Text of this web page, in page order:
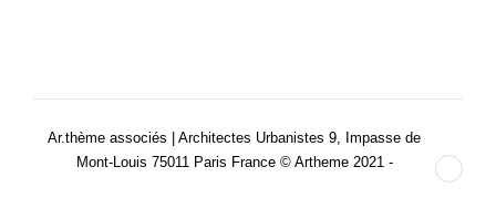
Ar.thème associés | Architectes Urbanistes 9, Impasse de
Mont-Louis 75011 Paris France © Artheme 2021 -